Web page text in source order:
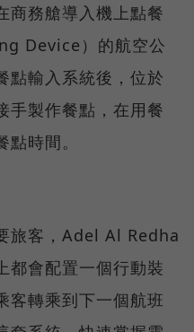
商務艙導入機上點餐
Device）的航空公
點輸入系統後，位於
手製作餐點，在用餐
時間。
旅客，Adel Al Redha
都會配置一個行動裝
客轉乘到下一個航班